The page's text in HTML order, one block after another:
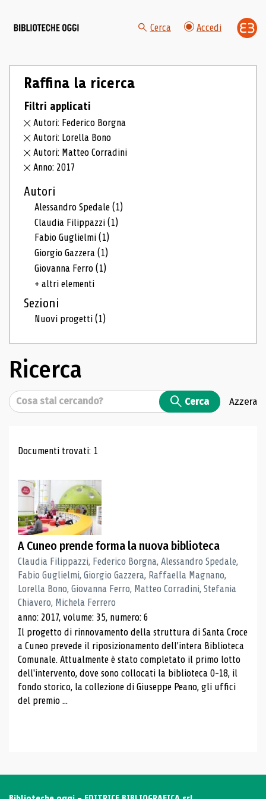
Cerca Accedi
Raffina la ricerca
Filtri applicati
Autori: Federico Borgna
Autori: Lorella Bono
Autori: Matteo Corradini
Anno: 2017
Autori
Alessandro Spedale(1)
Claudia Filippazzi(1)
Fabio Guglielmi(1)
Giorgio Gazzera(1)
Giovanna Ferro(1)
+ altri elementi
Sezioni
Nuovi progetti(1)
Ricerca
Cerca Cerca Azzera
Risultati di ricerca
Documenti trovati: 1
A Cuneo prende forma la nuova biblioteca
Claudia Filippazzi, Federico Borgna, Alessandro Spedale,
Fabio Guglielmi, Giorgio Gazzera, Raffaella Magnano,
Lorella Bono, Giovanna Ferro, Matteo Corradini, Stefania
Chiavero, Michela Ferrero
anno: 2017, volume: 35, numero: 6
Il progetto di rinnovamento della struttura di Santa Croce
a Cuneo prevede il riposizionamento dell'intera Biblioteca
Comunale. Attualmente è stato completato il primo lotto
dell'intervento, dove sono collocati la biblioteca 0-18, il
fondo storico, la collezione di Giuseppe Peano, gli uffici
del premio ...